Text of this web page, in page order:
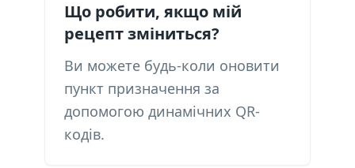
Що робити, якщо мій
рецепт зміниться?
Ви можете будь-коли оновити
пункт призначення за
допомогою динамічних QR-
кодів.